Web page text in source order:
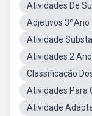
Atividades De
Adjetivos 3ºAno
Atividade
Atividades 2
Classificação
Atividades Para
Atividade